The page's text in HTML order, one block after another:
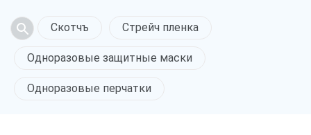
Скотчъ Стрейч пленка
Одноразовые защитные маски
Одноразовые перчатки